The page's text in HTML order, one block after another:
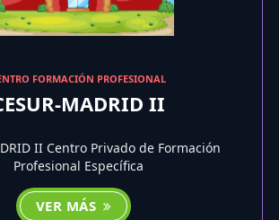
FORMACIÓN PROFESIONAL
MADRID II
II Centro Privado de Formación
Profesional Específica
VER MÁS